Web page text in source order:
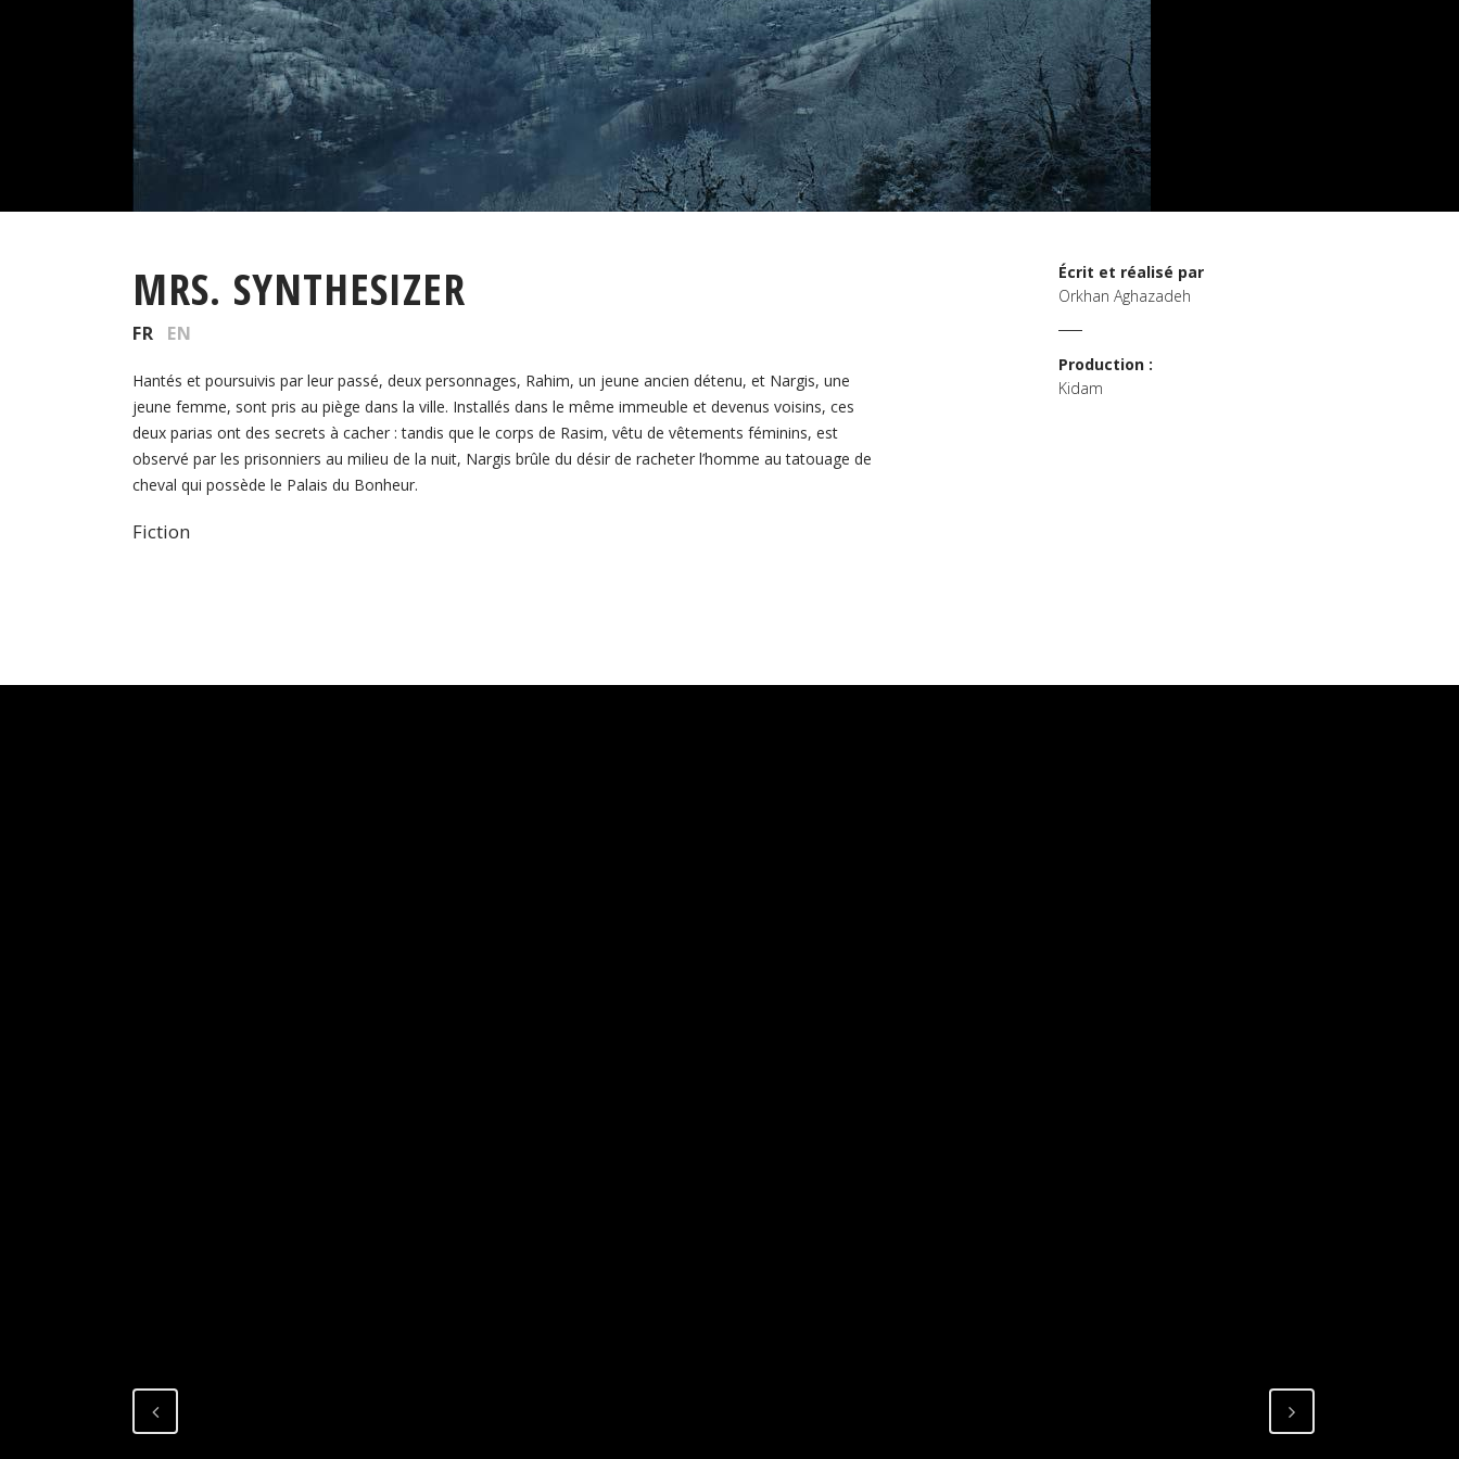
MRS. SYNTHESIZER
FR EN
Hantés et poursuivis par leur passé, deux personnages, Rahim, un jeune ancien détenu, et Nargis, une
jeune femme, sont pris au piège dans la ville. Installés dans le même immeuble et devenus voisins, ces
deux parias ont des secrets à cacher : tandis que le corps de Rasim, vêtu de vêtements féminins, est
observé par les prisonniers au milieu de la nuit, Nargis brûle du désir de racheter l’homme au tatouage de
cheval qui possède le Palais du Bonheur.
Fiction
Écrit et réalisé par
Orkhan Aghazadeh
Production :
Kidam